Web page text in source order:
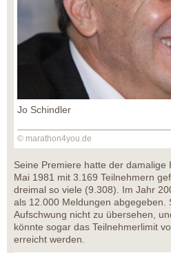
Jo Schindler
© marathon4you.de
Seine Premiere hatte der damalige
Mai 1981 mit 3.169 Teilnehmern
dreimal so viele (9.308). Im Jahr
als 12.000 Meldungen abgegeben.
Aufschwung nicht zu übersehen,
könnte sogar das Teilnehmerlimit
erreicht werden.